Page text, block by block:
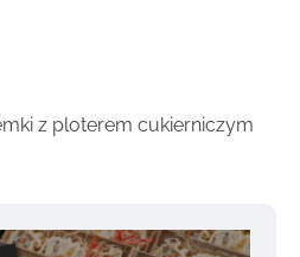
z ploterem cukierniczym